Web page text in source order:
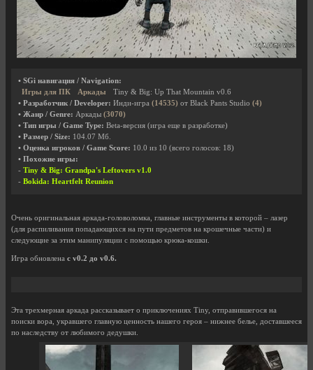
• SGi навигация / Navigation:
Игры для ПК
Аркады
Tiny & Big: Up That Mountain v0.6
• Разработчик / Developer: Инди-игра (14535) от Black Pants Studio (4)
• Жанр / Genre: Аркады (3070)
• Тип игры / Game Type: Beta-версия (игра еще в разработке)
• Размер / Size: 104.07 Мб.
• Оценка игроков / Game Score: 10.0 из 10 (всего голосов: 18)
• Похожие игры:
- Tiny & Big: Grandpa's Leftovers v1.0
- Bokida: Heartfelt Reunion
Очень оригинальная аркада-головоломка, главные инструменты в которой – лазер
(для распиливания попадающихся на пути предметов на крошечные части) и
следующие за этим манипуляции с помощью крюка-кошки.
Игра обновлена с v0.2 до v0.6.
Эта трехмерная аркада рассказывает о приключениях Tiny, отправившегося на
поиски вора, укравшего главную ценность нашего героя – нижнее белье, доставшееся
по наследству от любимого дедушки.